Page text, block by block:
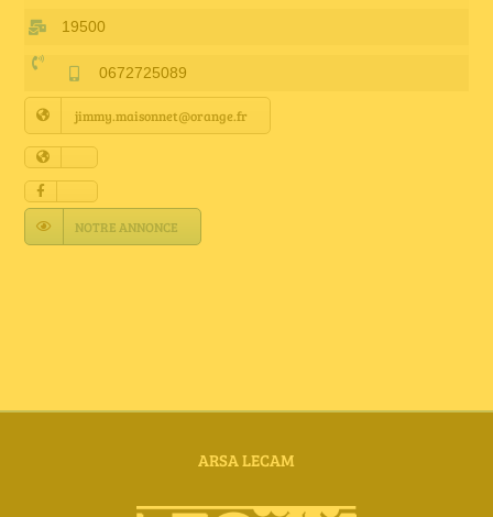
Petites annonces
Annuaire Fournisseurs
Actualités
Contact
19500
0672725089
jimmy.maisonnet@orange.fr
NOTRE ANNONCE
ARSA LECAM